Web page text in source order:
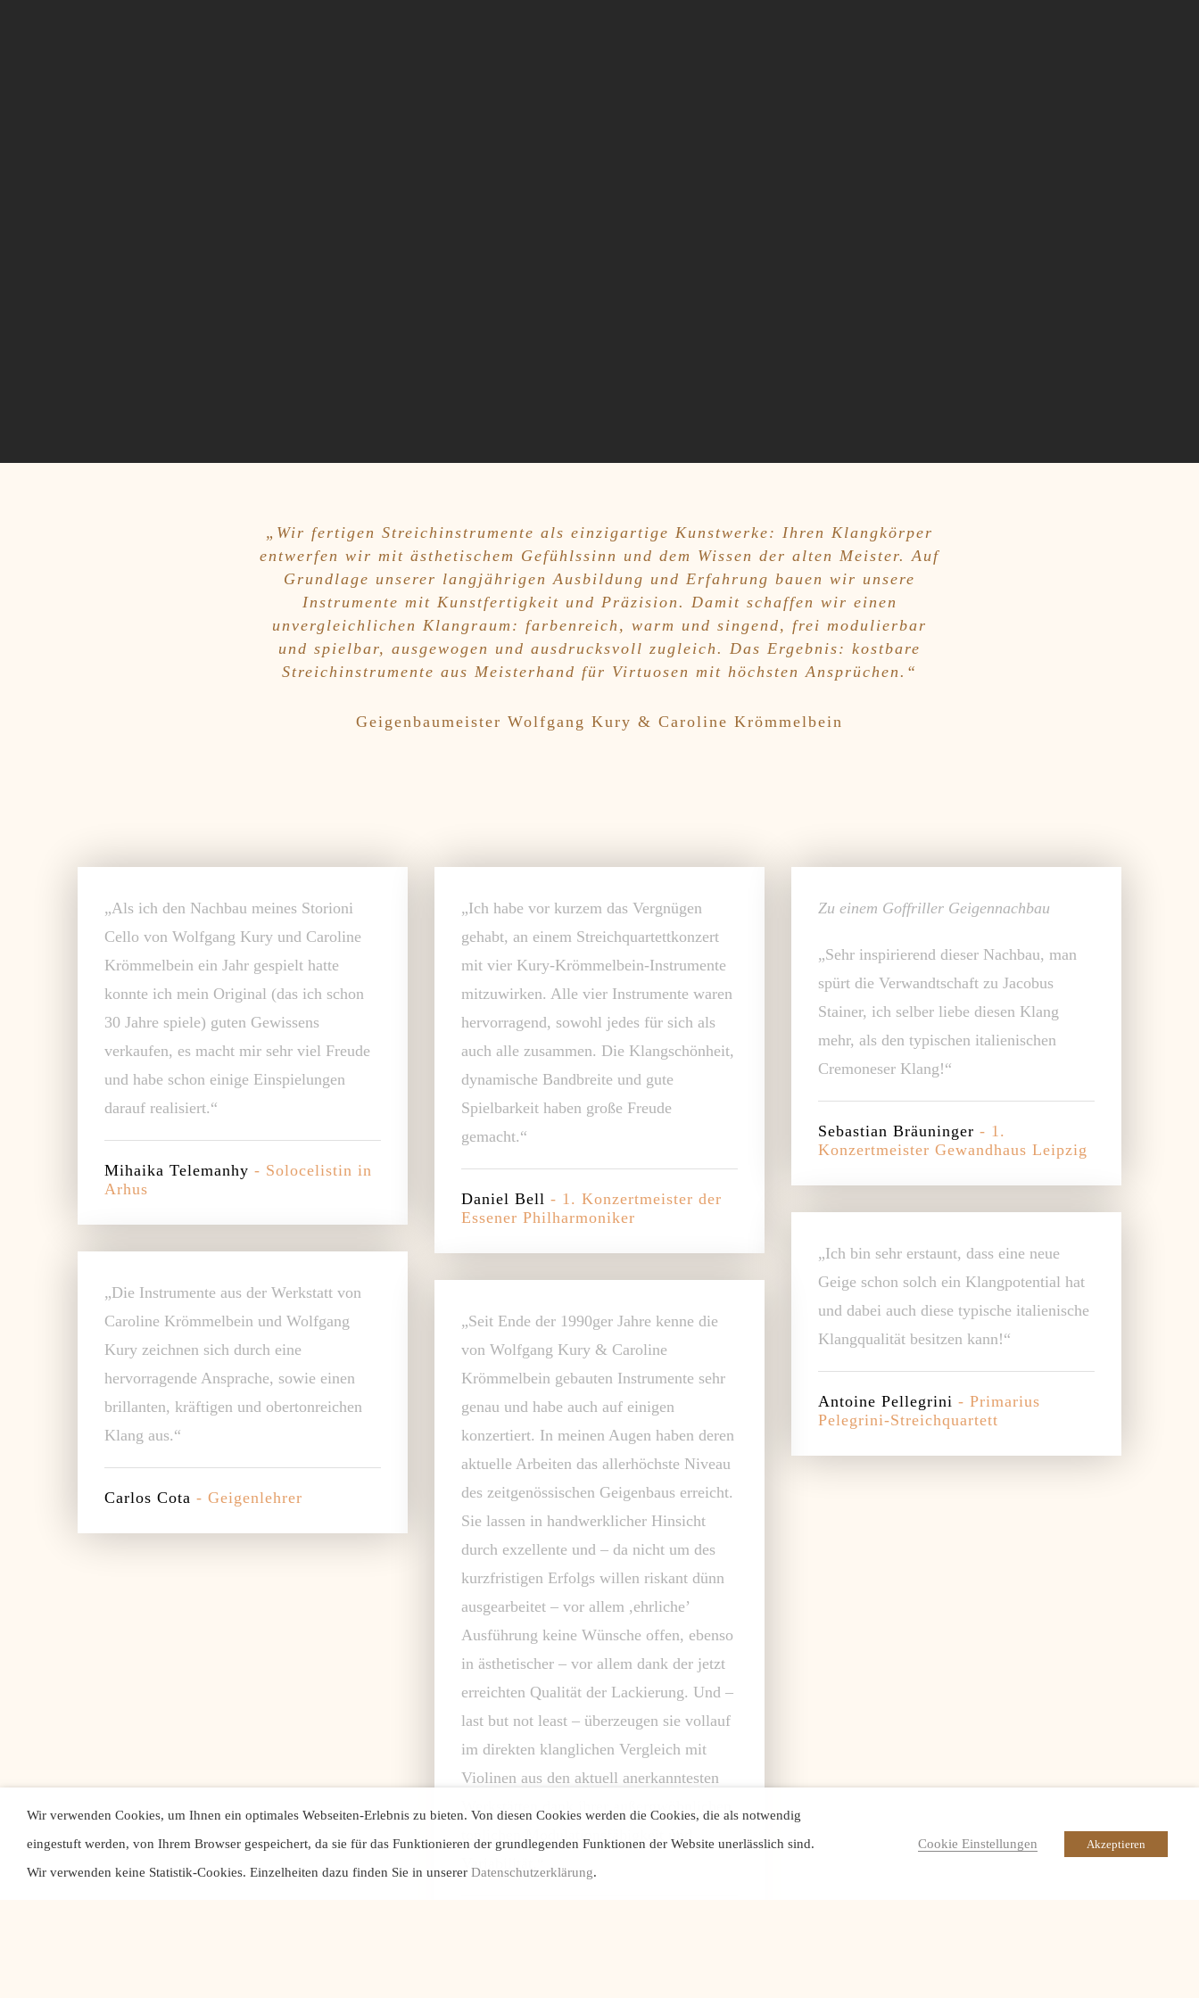
„Wir fertigen Streichinstrumente als einzigartige Kunstwerke: Ihren Klangkörper
entwerfen wir mit ästhetischem Gefühlssinn und dem Wissen der alten Meister. Auf
Grundlage unserer langjährigen Ausbildung und Erfahrung bauen wir unsere
Instrumente mit Kunstfertigkeit und Präzision. Damit schaffen wir einen
unvergleichlichen Klangraum: farbenreich, warm und singend, frei modulierbar
und spielbar, ausgewogen und ausdrucksvoll zugleich. Das Ergebnis: kostbare
Streichinstrumente aus Meisterhand für Virtuosen mit höchsten Ansprüchen.“
Geigenbaumeister Wolfgang Kury & Caroline Krömmelbein
„Als ich den Nachbau meines Storioni
Cello von Wolfgang Kury und Caroline
Krömmelbein ein Jahr gespielt hatte
konnte ich mein Original (das ich schon
30 Jahre spiele) guten Gewissens
verkaufen, es macht mir sehr viel Freude
und habe schon einige Einspielungen
darauf realisiert.“
Mihaika Telemanhy - Solocelistin in
Arhus
„Ich habe vor kurzem das Vergnügen
gehabt, an einem Streichquartettkonzert
mit vier Kury-Krömmelbein-Instrumente
mitzuwirken. Alle vier Instrumente waren
hervorragend, sowohl jedes für sich als
auch alle zusammen. Die Klangschönheit,
dynamische Bandbreite und gute
Spielbarkeit haben große Freude
gemacht.“
Daniel Bell - 1. Konzertmeister der
Essener Philharmoniker
Zu einem Goffriller Geigennachbau
„Sehr inspirierend dieser Nachbau, man
spürt die Verwandtschaft zu Jacobus
Stainer, ich selber liebe diesen Klang
mehr, als den typischen italienischen
Cremoneser Klang!“
Sebastian Bräuninger - 1.
Konzertmeister Gewandhaus Leipzig
„Ich bin sehr erstaunt, dass eine neue
Geige schon solch ein Klangpotential hat
und dabei auch diese typische italienische
Klangqualität besitzen kann!“
Antoine Pellegrini - Primarius
Pelegrini-Streichquartett
„Die Instrumente aus der Werkstatt von
Caroline Krömmelbein und Wolfgang
Kury zeichnen sich durch eine
hervorragende Ansprache, sowie einen
brillanten, kräftigen und obertonreichen
Klang aus.“
Carlos Cota - Geigenlehrer
„Seit Ende der 1990ger Jahre kenne die
von Wolfgang Kury & Caroline
Krömmelbein gebauten Instrumente sehr
genau und habe auch auf einigen
konzertiert. In meinen Augen haben deren
aktuelle Arbeiten das allerhöchste Niveau
des zeitgenössischen Geigenbaus erreicht.
Sie lassen in handwerklicher Hinsicht
durch exzellente und – da nicht um des
kurzfristigen Erfolgs willen riskant dünn
ausgearbeitet – vor allem ,ehrliche’
Ausführung keine Wünsche offen, ebenso
in ästhetischer – vor allem dank der jetzt
erreichten Qualität der Lackierung. Und –
last but not least – überzeugen sie vollauf
im direkten klanglichen Vergleich mit
Violinen aus den aktuell anerkanntesten
Wir verwenden Cookies, um Ihnen ein optimales Webseiten-Erlebnis zu bieten. Von diesen Cookies werden die Cookies, die als notwendig
eingestuft werden, von Ihrem Browser gespeichert, da sie für das Funktionieren der grundlegenden Funktionen der Website unerlässlich sind.
Wir verwenden keine Statistik-Cookies. Einzelheiten dazu finden Sie in unserer Datenschutzerklärung.
Cookie Einstellungen Akzeptieren